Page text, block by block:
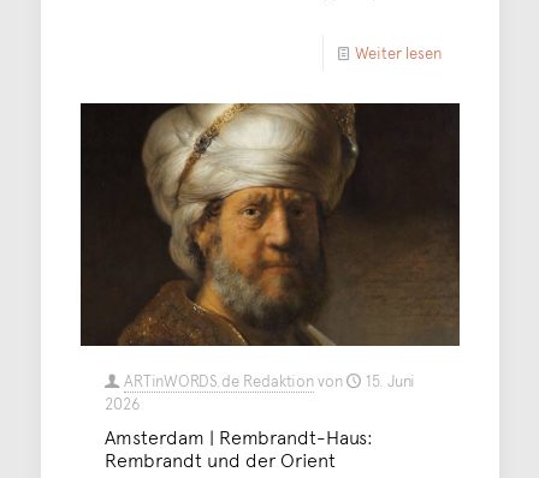
Weiter lesen
ARTinWORDS.de Redaktionvon
15. Juni
2026
Amsterdam | Rembrandt-Haus:
Rembrandt und der Orient